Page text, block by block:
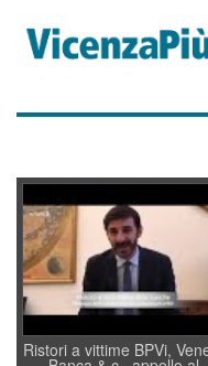
Ristori a vittime BPVi,